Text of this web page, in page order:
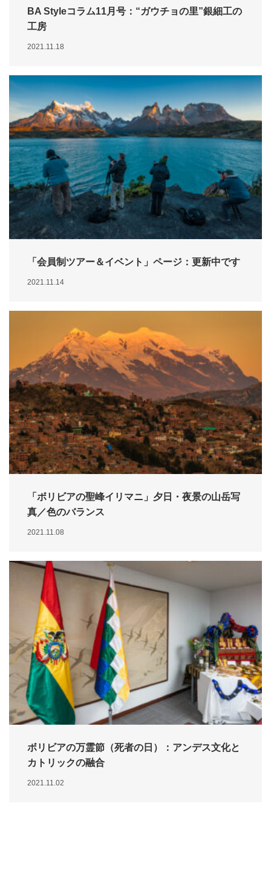
BA Styleコラム11月号：“ガウチョの里”銀細工の
工房
2021.11.18
「会員制ツアー＆イベント」ページ：更新中です
2021.11.14
「ボリビアの聖峰イリマニ」夕日・夜景の山岳写
真／色のバランス
2021.11.08
ボリビアの万霊節（死者の日）：アンデス文化と
カトリックの融合
2021.11.02